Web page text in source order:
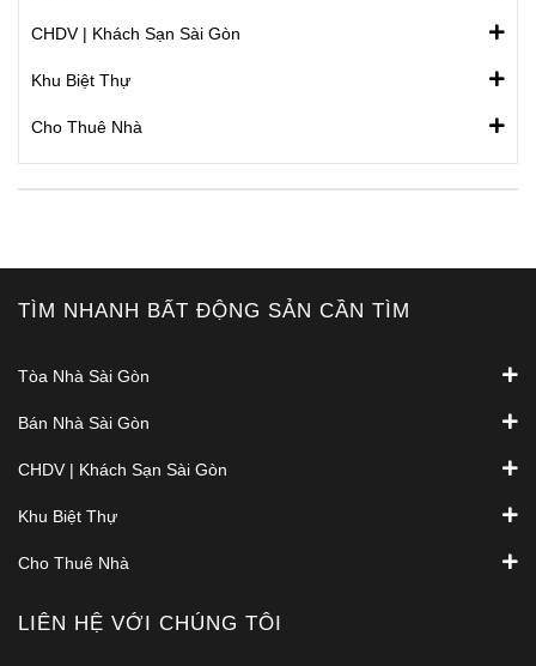
CHDV | Khách Sạn Sài Gòn
Khu Biệt Thự
Cho Thuê Nhà
TÌM NHANH BẤT ĐỘNG SẢN CẦN TÌM
Tòa Nhà Sài Gòn
Bán Nhà Sài Gòn
CHDV | Khách Sạn Sài Gòn
Khu Biệt Thự
Cho Thuê Nhà
LIÊN HỆ VỚI CHÚNG TÔI